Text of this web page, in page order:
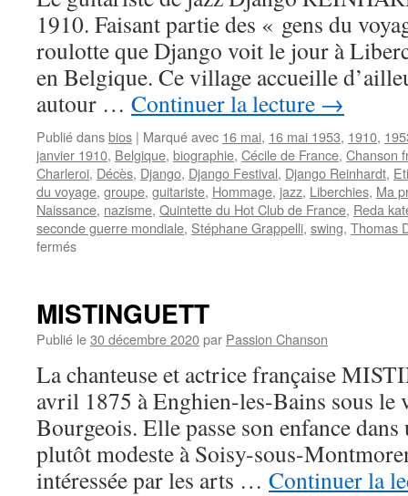
1910. Faisant partie des « gens du
roulotte que Django voit le jour à
en Belgique. Ce village accueille
autour … Continuer la lecture →
Publié dansbios | Marqué avec 16 mai, 16 mai 1953, 1910,
janvier 1910, Belgique, biographie, Cécile de France, Chanson
Charleroi, Décès, Django, Django Festival, Django Reinhardt,
du voyage, groupe, guitariste, Hommage, jazz, Liberchies, Ma
Naissance, nazisme, Quintette du Hot Club de France, Reda
seconde guerre mondiale, Stéphane Grappelli, swing, Thomas
ferméssur
MISTINGUETT
Publié le30 décembre 2020par Passion Chanson
La chanteuse et actrice française
avril 1875 à Enghien-les-Bains sous le
Bourgeois. Elle passe son enfance
plutôt modeste à Soisy-sous-
intéressée par les arts … Continuer la